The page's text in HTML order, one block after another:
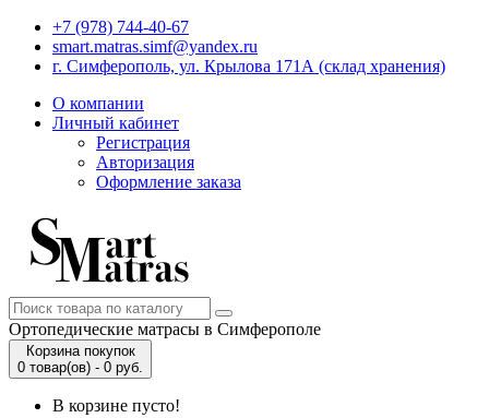
+7 (978) 744-40-67
smart.matras.simf@yandex.ru
г. Симферополь, ул. Крылова 171А (склад хранения)
О компании
Личный кабинет
Регистрация
Авторизация
Оформление заказа
Ортопедические матрасы в Симферополе
Корзина покупок
0 товар(ов) - 0 руб.
В корзине пусто!